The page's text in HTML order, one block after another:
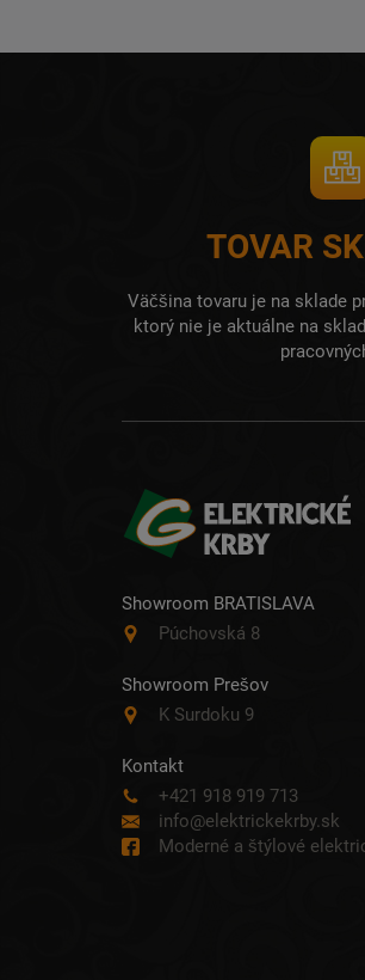
TOVAR
Väčšina tovaru je na sklade
ktorý nie je aktuálne na
Showroom BRATISLAVA
Púchovská 8
Showroom Prešov
K Surdoku 9
Kontakt
+421 918 919 713
info@elektrickekrby.sk
Moderné a štýlové